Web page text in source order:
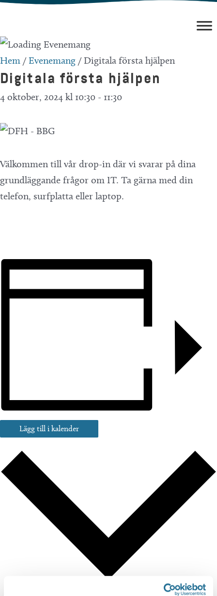
Hoppa
innehåll
Hem /Evenemang / Digitala första hjälpen
Digitala första hjälpen
4 oktober, 2024 kl 10:30 - 11:30
Välkommen till vår drop-in där vi svarar på dina
grundläggande frågor om IT. Ta gärna med din
telefon, surfplatta eller laptop.
Lägg till i kalender